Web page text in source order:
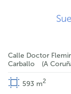
Calle Doctor
Carballo
A
593 m2